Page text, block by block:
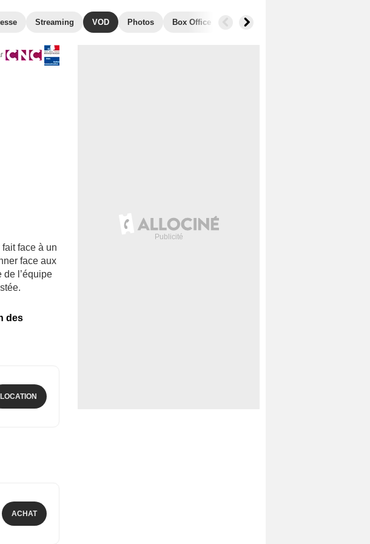
Streaming VOD Photos Box Office Films similaires
face à un
face aux
l’équipe
des
LOCATION
ACHAT